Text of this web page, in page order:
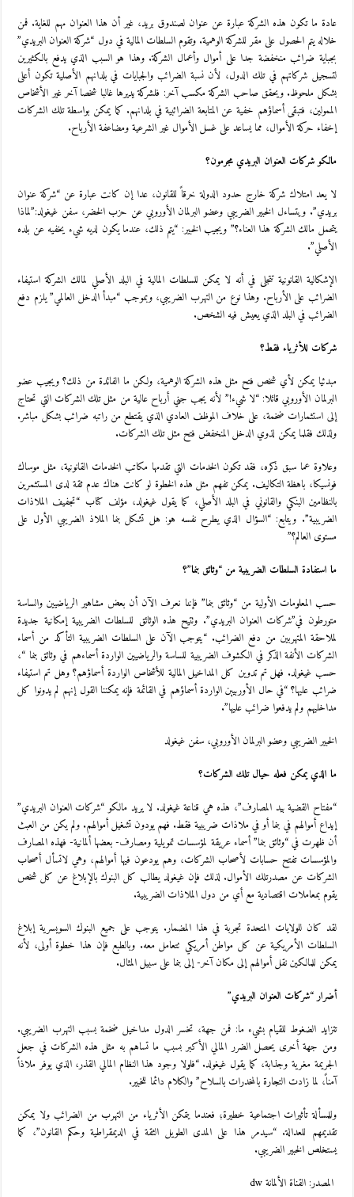
عادة ما تكون هذه الشركة عبارة عن عنوان لصندوق بريد، غير أن هذا العنوان مهم للغاية. فمن
خلاله يتم الحصول على مقر للشركة الوهمية. وتقوم السلطات المالية في دول “شركة العنوان البريدي”
بجباية ضرائب منخفضة جدا على أموال وأعمال الشركة. وهذا هو السبب الذي يدفع بالكثيرين
لتسجيل شركاتهم في تلك الدول، لأن نسبة الضرائب والجبايات في بلدانهم الأصلية تكون أعلى
بشكل ملحوظ. ويحقق صاحب الشركة مكسب آخر: فلشركة يديرها غالبا شخصا آخر غير الأشخاص
الممولين، فتبقى أسماؤهم خفية عن المتابعة الضرائبية في بلدانهم. كما يمكن بواسطة تلك الشركات
إخفاء حركة الأموال، مما يساعد على غسل الأموال غير الشرعية ومضاعفة الأرباح.
مالكو شركات العنوان البريدي مجرمون؟
لا يعد امتلاك شركة خارج حدود الدولة خرقاً للقانون، عدا إن كانت عبارة عن “شركة عنوان
بريدي”. ويتساءل الخبير الضريبي وعضو البرلمان الأوروبي عن حزب الخضر، سفن غيغولد:”لماذا
يتحمل مالك الشركة هذا العناء؟” ويجيب الخبير: “يتم ذلك، عندما يكون لديه شيء يخفيه عن بلده
الأصلي”.
الإشكالية القانونية تتجلى في أنه لا يمكن للسلطات المالية في البلد الأصلي لمالك الشركة استيفاء
الضرائب على الأرباح. وهذا نوع من التهرب الضريبي، وبموجب “مبدأ الدخل العالمي” يلزم دفع
الضرائب في البلد الذي يعيش فيه الشخص.
شركات للأثرياء فقط؟
مبدئيا يمكن لأي شخص فتح مثل هذه الشركة الوهمية، ولكن ما الفائدة من ذلك؟ ويجيب عضو
البرلمان الأوروبي قائلا: “لا شيء!” لأنه يجب جني أرباح عالية من مثل تلك الشركات التي تحتاج
إلى استثمارات ضخمة، على خلاف الموظف العادي الذي يقتطع من راتبه ضرائب بشكل مباشر.
ولذلك فقلما يمكن لذوي الدخل المنخفض فتح مثل تلك الشركات.
وعلاوة عما سبق ذكره، فقد تكون الخدمات التي تقدمها مكاتب الخدمات القانونية، مثل موساك
فونسيكا، باهظة التكاليف. يمكن تفهم مثل هذه الخطوة لو كانت هناك عدم ثقة لدى المستثمرين
بالنظامين البنكي والقانوني في البلد الأصلي، كما يقول غيغولد، مؤلف كتاب “تجفيف الملاذات
الضريبية”. ويتابع: “السؤال الذي يطرح نفسه هو: هل تشكل بنما الملاذ الضريبي الأول على
مستوى العالم؟”
ما استفادة السلطات الضريبية من “وثائق بنما”؟
حسب المعلومات الأولية من “وثائق بنما” فإننا نعرف الآن أن بعض مشاهير الرياضيين والساسة
متورطون في”شركات العنوان البريدي”. وتتيح هذه الوثائق للسلطات الضريبية إمكانية جديدة
لملاحقة المتهربين من دفع الضرائب. “يتوجب الآن على السلطات الضريبية التأكد من أسماء
الشركات الأنفة الذكر في الكشوف الضريبية للساسة والرياضيين الواردة أسماءهم في وثائق بنما “،
حسب غيغولد. فهل تم تدوين كل المداخيل المالية للأشخاص الواردة أسماؤهم؟ وهل تم استيفاء
ضرائب عليها؟ “في حال الأوربيين الواردة أسماؤهم في القائمة فإنه يمكننا القول إنهم لم يدونوا كل
مداخليهم ولم يدفعوا ضرائب عليها”.
الخبير الضريبي وعضو البرلمان الأوروبي، سفن غيغولد
ما الذي يمكن فعله حيال تلك الشركات؟
“مفتاح القضية بيد المصارف”، هذه هي قناعة غيغولد. لا يريد مالكو “شركات العنوان البريدي”
إيداع أموالهم في بنما أو في ملاذات ضريبية فقط. فهم يودون تشغيل أموالهم. ولم يكن من العبث
أن ظهرت في “وثائق بنما” أسماء عريقة لمؤسسات تمويلية ومصارف- بعضها ألمانية- فهذه المصارف
والمؤسسات تفتح حسابات لأصحاب الشركات، وهم يودعون فيها أموالهم، وهي لاتسأل أصحاب
الشركات عن مصدرتلك الأموال. لذلك فإن غيغولد يطالب كل البنوك بالإبلاغ عن كل شخص
يقوم بمعاملات اقتصادية مع أي من دول الملاذات الضريبية.
لقد كان للولايات المتحدة تجربة في هذا المضمار. يتوجب على جميع البنوك السويسرية إبلاغ
السلطات الأمريكية عن كل مواطن أمريكي تتعامل معه. وبالطبع فإن هذا خطوة أولى، لأنه
يمكن للمالكين نقل أموالهم إلى مكان آخر- إلى بنما على سبيل المثال.
أضرار “شركات العنوان البريدي”
تتزايد الضغوط للقيام بشيء ما: فمن جهة، تخسر الدول مداخيل ضخمة بسبب التهرب الضريبي.
ومن جهة أخرى يحصل الضرر المالي الأكبر بسبب ما تساهم به مثل هذه الشركات في جعل
الجريمة مغرية وجذابة، كما يقول غيغولد. “فلولا وجود هذا النظام المالي القذر، الذي يوفر ملاذاً
آمناً، لما زادت التجارة بالمخدرات بالسلاح” والكلام دائما للخبير.
وللمسألة تأثيرات اجتماعية خطيرة؛ فعندما يتمكن الأثرياء من التهرب من الضرائب ولا يمكن
تقديمهم للعدالة. “سيدمر هذا على المدى الطويل الثقة في الديمقراطية وحكم القانون”، كما
يستخلص الخبير الضريبي.
المصدر: القناة الألمانة dw